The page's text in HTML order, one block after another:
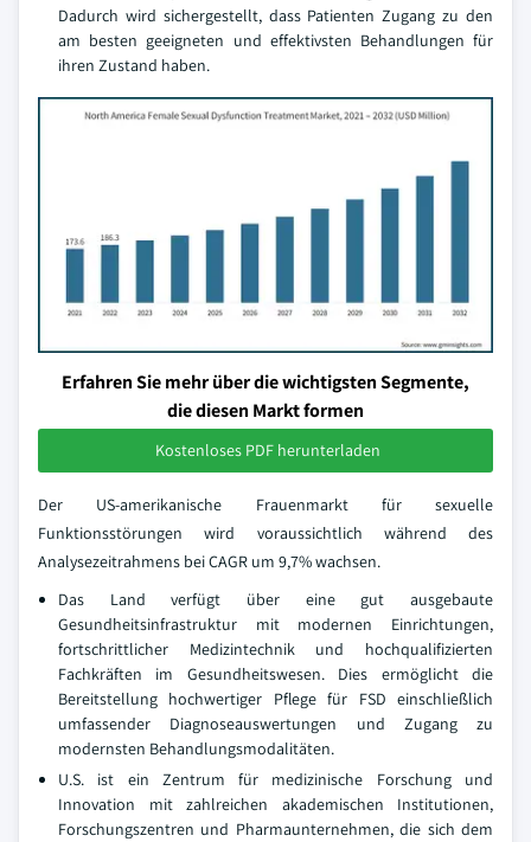
Dadurch wird sichergestellt, dass Patienten Zugang zu den
am besten geeigneten und effektivsten Behandlungen für
ihren Zustand haben.
Erfahren Sie mehr über die wichtigsten Segmente,
die diesen Markt formen
Kostenloses PDF herunterladen
Der US-amerikanische Frauenmarkt für sexuelle
Funktionsstörungen wird voraussichtlich während des
Analysezeitrahmens bei CAGR um 9,7% wachsen.
Das Land verfügt über eine gut ausgebaute
Gesundheitsinfrastruktur mit modernen Einrichtungen,
fortschrittlicher Medizintechnik und hochqualifizierten
Fachkräften im Gesundheitswesen. Dies ermöglicht die
Bereitstellung hochwertiger Pflege für FSD einschließlich
umfassender Diagnoseauswertungen und Zugang zu
modernsten Behandlungsmodalitäten.
U.S. ist ein Zentrum für medizinische Forschung und
Innovation mit zahlreichen akademischen Institutionen,
Forschungszentren und Pharmaunternehmen, die sich dem